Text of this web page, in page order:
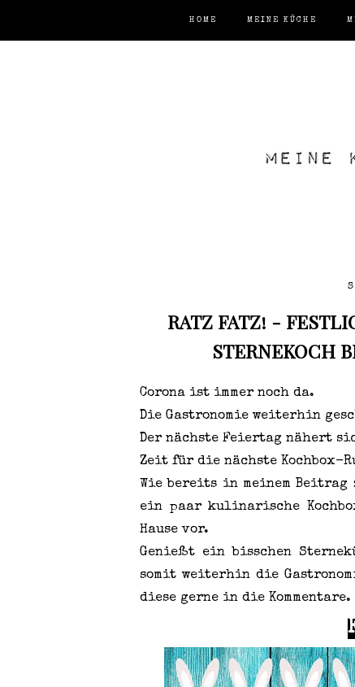
HOME MEINE KÜCHE
RATZ FATZ! -
STERNEKOCH
Corona ist immer noch da.
Die Gastronomie weiterhin
Der nächste Feiertag nähert
Zeit für die nächste Kochbox-
Wie bereits in meinem Beitrag
ein paar kulinarische
Hause vor.
Genießt ein bisschen
somit weiterhin die
diese gerne in die Kommentare.